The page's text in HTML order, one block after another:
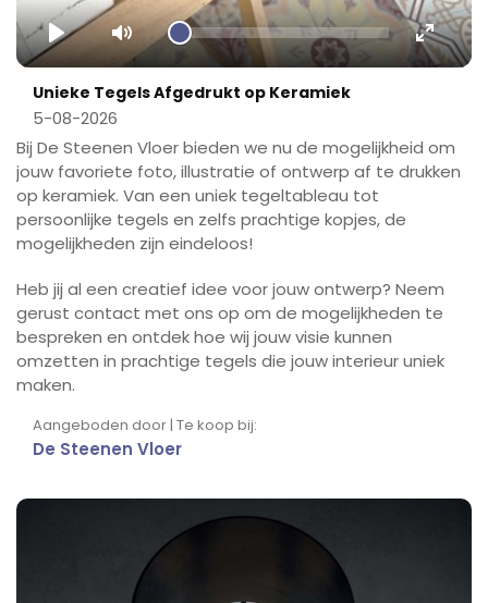
Play Mute Enter
Unieke Tegels Afgedrukt op Keramiek
5-08-2026
Bij De Steenen Vloer bieden we nu de mogelijkheid om
jouw favoriete foto, illustratie of ontwerp af te drukken
op keramiek. Van een uniek tegeltableau tot
persoonlijke tegels en zelfs prachtige kopjes, de
mogelijkheden zijn eindeloos!
Heb jij al een creatief idee voor jouw ontwerp? Neem
gerust contact met ons op om de mogelijkheden te
bespreken en ontdek hoe wij jouw visie kunnen
omzetten in prachtige tegels die jouw interieur uniek
maken.
Aangeboden door | Te koop bij:
De Steenen Vloer